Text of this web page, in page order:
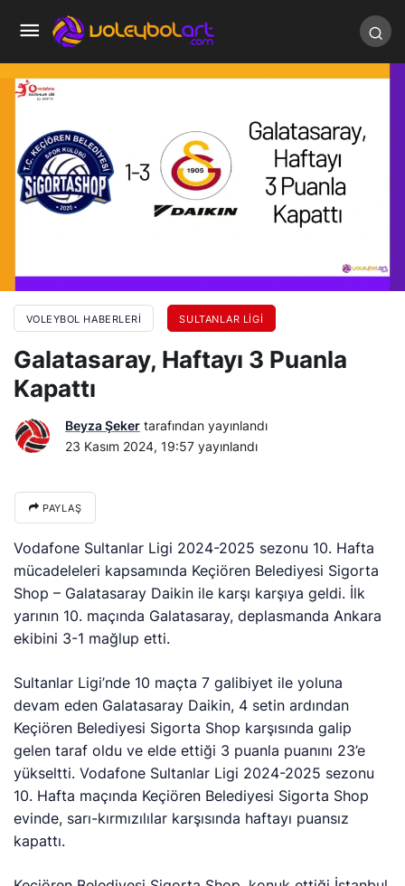
VOLEYBOL HABERLERI SULTANLAR LIGI
Galatasaray, Haftayı 3 Puanla
Kapattı
Beyza Şeker tarafından yayınlandı
23 Kasım 2024, 19:57 yayınlandı
PAYLAŞ
Vodafone Sultanlar Ligi 2024-2025 sezonu 10. Hafta
mücadeleleri kapsamında Keçiören Belediyesi Sigorta
Shop – Galatasaray Daikin ile karşı karşıya geldi. İlk
yarının 10. maçında Galatasaray, deplasmanda Ankara
ekibini 3-1 mağlup etti.
Sultanlar Ligi’nde 10 maçta 7 galibiyet ile yoluna
devam eden Galatasaray Daikin, 4 setin ardından
Keçiören Belediyesi Sigorta Shop karşısında galip
gelen taraf oldu ve elde ettiği 3 puanla puanını 23’e
yükseltti. Vodafone Sultanlar Ligi 2024-2025 sezonu
10. Hafta maçında Keçiören Belediyesi Sigorta Shop
evinde, sarı-kırmızılılar karşısında haftayı puansız
kapattı.